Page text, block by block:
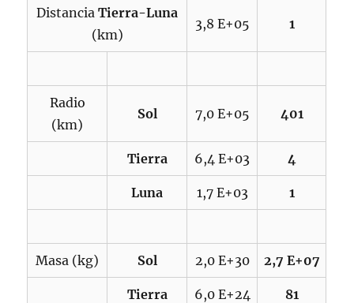
DistanciaTierra-Luna
(km)
3,8 E+05 1
Radio
(km)
Sol 7,0 E+05 401
Tierra 6,4 E+03 4
Luna 1,7 E+03 1
Masa (kg) Sol 2,0 E+30 2,7 E+07
Tierra 6,0 E+24 81